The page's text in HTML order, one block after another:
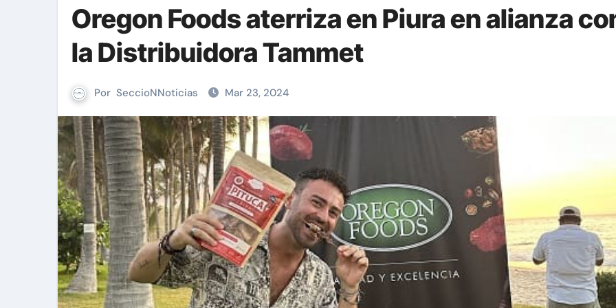
Oregon Foods aterriza en Piura en alianza
la Distribuidora Tammet
Por SeccioNNoticias Mar 23, 2024